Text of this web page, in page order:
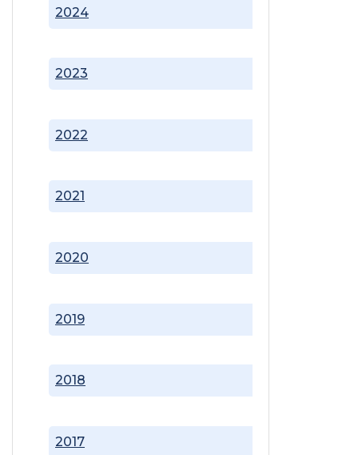
2017
2018
2019
2020
2021
2022
2023
2024